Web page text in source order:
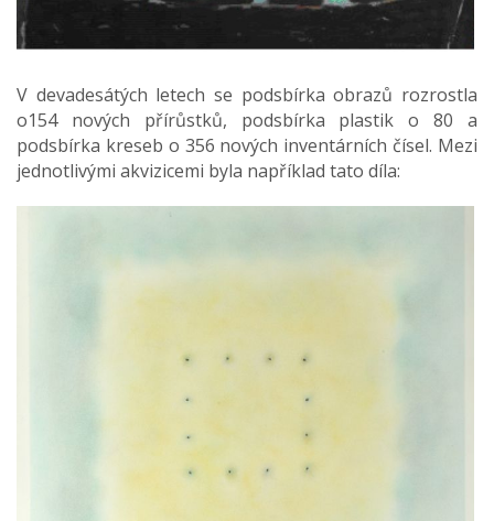
V devadesátých letech se podsbírka obrazů rozrostla
o154 nových přírůstků, podsbírka plastik o 80 a
podsbírka kreseb o 356 nových inventárních čísel. Mezi
jednotlivými akvizicemi byla například tato díla: